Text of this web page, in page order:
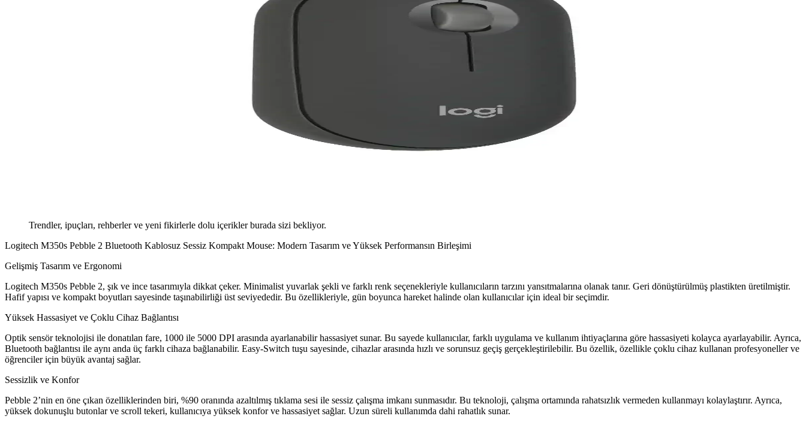
Trendler, ipuçları, rehberler ve yeni fikirlerle dolu içerikler burada sizi bekliyor.
Logitech M350s Pebble 2 Bluetooth Kablosuz Sessiz Kompakt Mouse: Modern Tasarım ve Yüksek Performansın Birleşimi
Gelişmiş Tasarım ve Ergonomi
Logitech M350s Pebble 2, şık ve ince tasarımıyla dikkat çeker. Minimalist yuvarlak şekli ve farklı renk seçenekleriyle kullanıcıların tarzını yansıtmalarına olanak tanır. Geri dönüştürülmüş plastikten üretilmiştir.
Hafif yapısı ve kompakt boyutları sayesinde taşınabilirliği üst seviyededir. Bu özellikleriyle, gün boyunca hareket halinde olan kullanıcılar için ideal bir seçimdir.
Yüksek Hassasiyet ve Çoklu Cihaz Bağlantısı
Optik sensör teknolojisi ile donatılan fare, 1000 ile 5000 DPI arasında ayarlanabilir hassasiyet sunar. Bu sayede kullanıcılar, farklı uygulama ve kullanım ihtiyaçlarına göre hassasiyeti kolayca ayarlayabilir. Ayrıca,
Bluetooth bağlantısı ile aynı anda üç farklı cihaza bağlanabilir. Easy-Switch tuşu sayesinde, cihazlar arasında hızlı ve sorunsuz geçiş gerçekleştirilebilir. Bu özellik, özellikle çoklu cihaz kullanan profesyoneller ve
öğrenciler için büyük avantaj sağlar.
Sessizlik ve Konfor
Pebble 2’nin en öne çıkan özelliklerinden biri, %90 oranında azaltılmış tıklama sesi ile sessiz çalışma imkanı sunmasıdır. Bu teknoloji, çalışma ortamında rahatsızlık vermeden kullanmayı kolaylaştırır. Ayrıca,
yüksek dokunuşlu butonlar ve scroll tekeri, kullanıcıya yüksek konfor ve hassasiyet sağlar. Uzun süreli kullanımda dahi rahatlık sunar.